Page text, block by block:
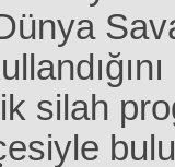
silah